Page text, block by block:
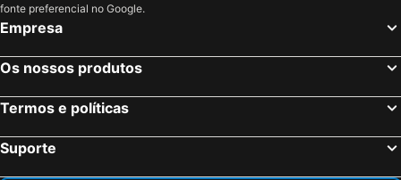
Lens, bed and breakfasts
Wasquehal, bed and breakfasts
Anzegem, bed and breakfasts
Horebeke, bed and breakfasts
Fromelles, bed and breakfasts
Valenciennes, bed and breakfasts
fonte preferencial no Google.
Empresa
Os nossos produtos
Termos e políticas
Suporte